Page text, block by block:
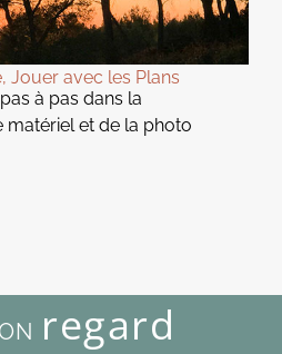
Jouer avec les Plans
à pas dans la
matériel et de la photo
regard